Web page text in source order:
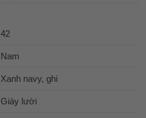
42
Nam
Xanh navy, ghi
Giày lười